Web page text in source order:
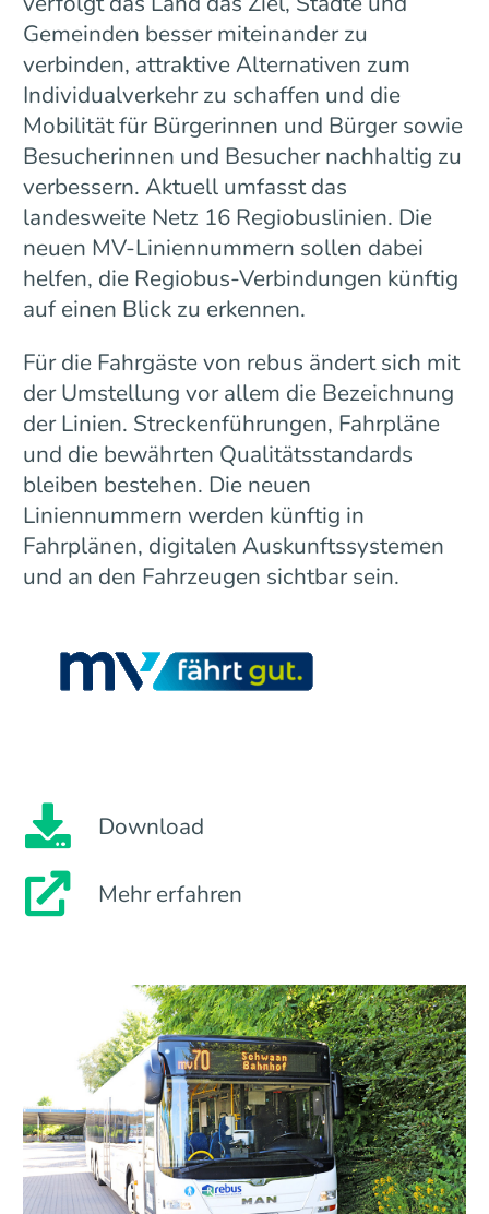
Gemeinden besser miteinander zu
verbinden, attraktive Alternativen zum
Individualverkehr zu schaffen und die
Mobilität für Bürgerinnen und Bürger sowie
Besucherinnen und Besucher nachhaltig zu
verbessern. Aktuell umfasst das
landesweite Netz 16 Regiobuslinien. Die
neuen MV-Liniennummern sollen dabei
helfen, die Regiobus-Verbindungen künftig
auf einen Blick zu erkennen.
Für die Fahrgäste von rebus ändert sich mit
der Umstellung vor allem die Bezeichnung
der Linien. Streckenführungen, Fahrpläne
und die bewährten Qualitätsstandards
bleiben bestehen. Die neuen
Liniennummern werden künftig in
Fahrplänen, digitalen Auskunftssystemen
und an den Fahrzeugen sichtbar sein.
Download
Mehr erfahren